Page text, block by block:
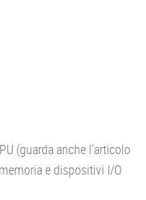
(guarda anche l’articolo
e dispositivi I/O